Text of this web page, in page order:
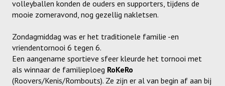
Meisjes U15-A
Meisjes U15-B
Jongens U17
Meisjes U17-A
volleyballen konden de ouders en supporters, tijdens de
mooie zomeravond, nog gezellig nakletsen.
Zondagmiddag was er het traditionele familie -en
vriendentornooi 6 tegen 6.
Een aangename sportieve sfeer kleurde het tornooi met
als winnaar de familieploeg RoKeRo
(Roovers/Kenis/Rombouts). Ze zijn er al van begin af aan bij